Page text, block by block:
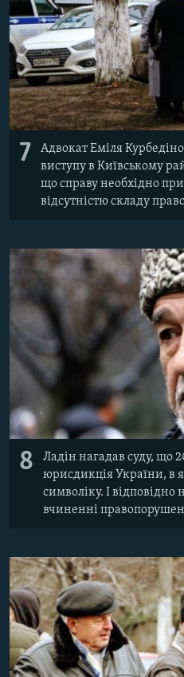
7
Адвокат Еміля
виступу в Київському
що справу необхідно
відсутністю складу
8
Ладін нагадав суду, що
юрисдикція України, в
символіку. І
вчиненні